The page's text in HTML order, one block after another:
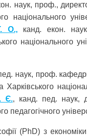
наук, проф.,
національного
О.,канд. екон.
національного
наук, проф. кафедри
Харківського
Є., канд. пед. наук,
педагогічного
(PhD) з